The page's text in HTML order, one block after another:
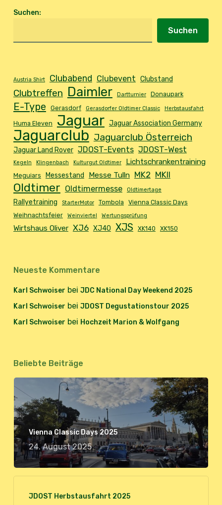
Suchen:
Suchen
Austria Shirt Clubabend Clubevent Clubstand
Clubtreffen Daimler Dartturnier Donaupark
E-Type Gerasdorf Gerasdorfer Oldtimer Classic Herbstausfahrt
Huma Eleven Jaguar Jaguar Association Germany
Jaguarclub Jaguarclub Österreich
Jaguar Land Rover JDOST-Events JDOST-West
Kegeln Klingenbach Kulturgut Oldtimer Lichtschrankentraining
Meguiars Messestand Messe Tulln MK2 MKII
Oldtimer Oldtimermesse Oldtimertage
Rallyetraining StarterMotor Tombola
Vienna Classic Days
Weihnachtsfeier
Weinviertel Wertungsprüfung
Wirtshaus Oliver XJ6 XJ40 XJS XK140 XK150
Neueste Kommentare
Karl Schwoiser bei JDC National Day Weekend 2025
Karl Schwoiser bei JDOST Degustationstour 2025
Karl Schwoiser bei Hochzeit Marion & Wolfgang
Beliebte Beiträge
Vienna Classic Days 2025
24. August 2025
JDOST Herbstausfahrt 2025